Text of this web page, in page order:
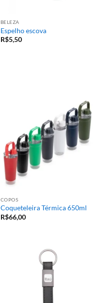
BELEZA
Espelho escova
R$5,50
COPOS
Coqueteleira Térmica 650ml
R$66,00